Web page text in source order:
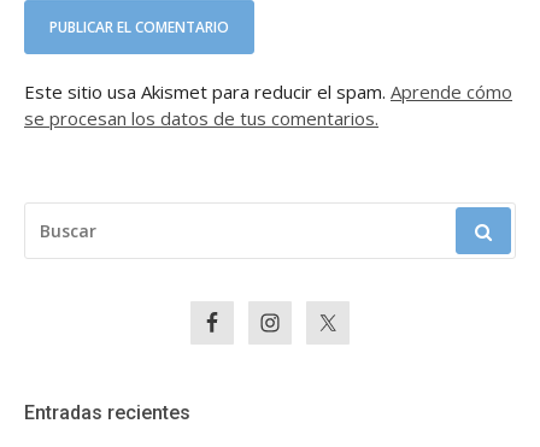
Este sitio usa Akismet para reducir el spam. Aprende cómo
se procesan los datos de tus comentarios.
Entradas recientes